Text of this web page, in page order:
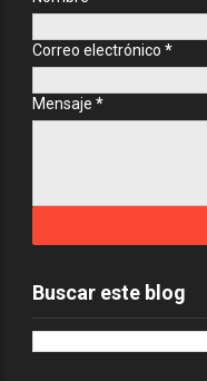
Correo electrónico *
Mensaje *
Buscar este blog